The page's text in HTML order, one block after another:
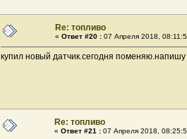
Re: топливо
« Ответ #20 : 07 Апреля 2018,
купил новый датчик.сегодня поменяю.напишу
Re: топливо
« Ответ #21 : 07 Апреля 2018,